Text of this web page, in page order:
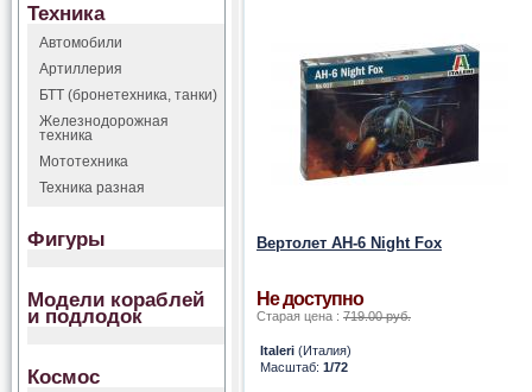
Вертолет AH-6 Night Fox
Не доступно
Старая цена : 719.00 руб.
Italeri (Италия)
Масштаб: 1/72
Техника
Автомобили
Артиллерия
БТТ (бронетехника, танки)
Железнодорожная
техника
Мототехника
Техника разная
Фигуры
Модели кораблей
и подлодок
Космос